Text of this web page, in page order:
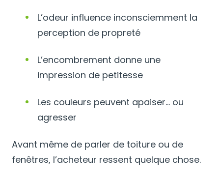
L’odeur influence inconsciemment la
perception de propreté
L’encombrement donne une
impression de petitesse
Les couleurs peuvent apaiser… ou
agresser
Avant même de parler de toiture ou de
fenêtres, l’acheteur ressent quelque chose.